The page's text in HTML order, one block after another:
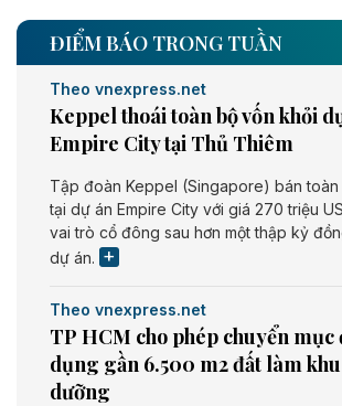
ĐIỂM BÁO TRONG TUẦN
Theo vnexpress.net
Keppel thoái toàn bộ vốn khỏi
Empire City tại Thủ Thiêm
Tập đoàn Keppel (Singapore) bán
tại dự án Empire City với giá 270 triệu
vai trò cổ đông sau hơn một thập kỷ
dự án.
Theo vnexpress.net
TP HCM cho phép chuyển mục
dụng gần 6.500 m2 đất làm
dưỡng